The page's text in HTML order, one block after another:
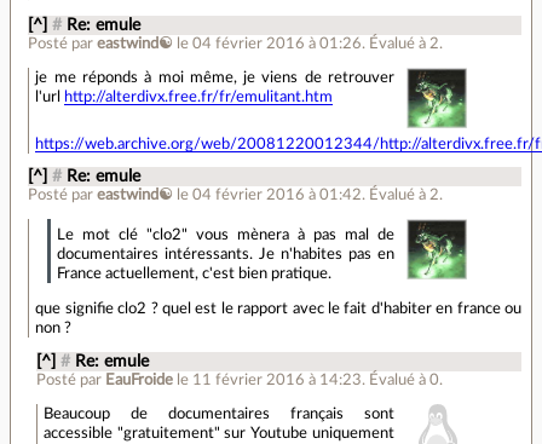
[^] # Re: emule
Posté pareastwind☯ le 04 février 2016 à 01:26. Évalué à 2.
je me réponds à moi même, je viens de retrouver
l'url
http://alterdivx.free.fr/fr/emulitant.htm
https://web.archive.org/web/20081220012344/http://alterdivx.free.fr/
[^] # Re: emule
Posté pareastwind☯ le 04 février 2016 à 01:42. Évalué à 2.
Le mot clé "clo2" vous mènera à pas mal de
documentaires intéressants. Je n'habites pas en
France actuellement, c'est bien pratique.
que signifie clo2 ? quel est le rapport avec le fait d'habiter en france ou
non ?
[^] # Re: emule
Posté par EauFroide le 11 février 2016 à 14:23. Évalué à 0.
Beaucoup de documentaires français sont
accessible "gratuitement" sur Youtube uniquement